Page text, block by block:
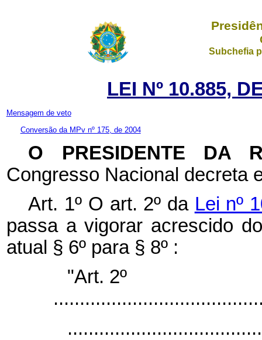
Subchefia
LEI Nº 10.885,
Mensagem de veto
Conversão da MPv nº 175, de 2004
O PRESIDENTE DA
Congresso Nacional decreta
Art. 1º O art. 2º da Lei nº
passa a vigorar acrescido
atual § 6º para § 8º :
"Art. 2º